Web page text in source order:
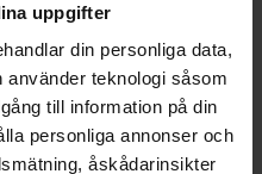
uppgifter
din personliga data,
teknologi såsom
till information på din
personliga annonser och
åskådarinsikter